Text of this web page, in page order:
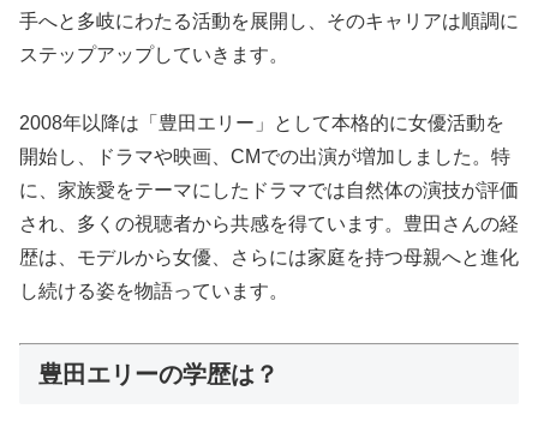
手へと多岐にわたる活動を展開し、そのキャリアは順調に
ステップアップしていきます。
2008年以降は「豊田エリー」として本格的に女優活動を
開始し、ドラマや映画、CMでの出演が増加しました。特
に、家族愛をテーマにしたドラマでは自然体の演技が評価
され、多くの視聴者から共感を得ています。豊田さんの経
歴は、モデルから女優、さらには家庭を持つ母親へと進化
し続ける姿を物語っています。
豊田エリーの学歴は？